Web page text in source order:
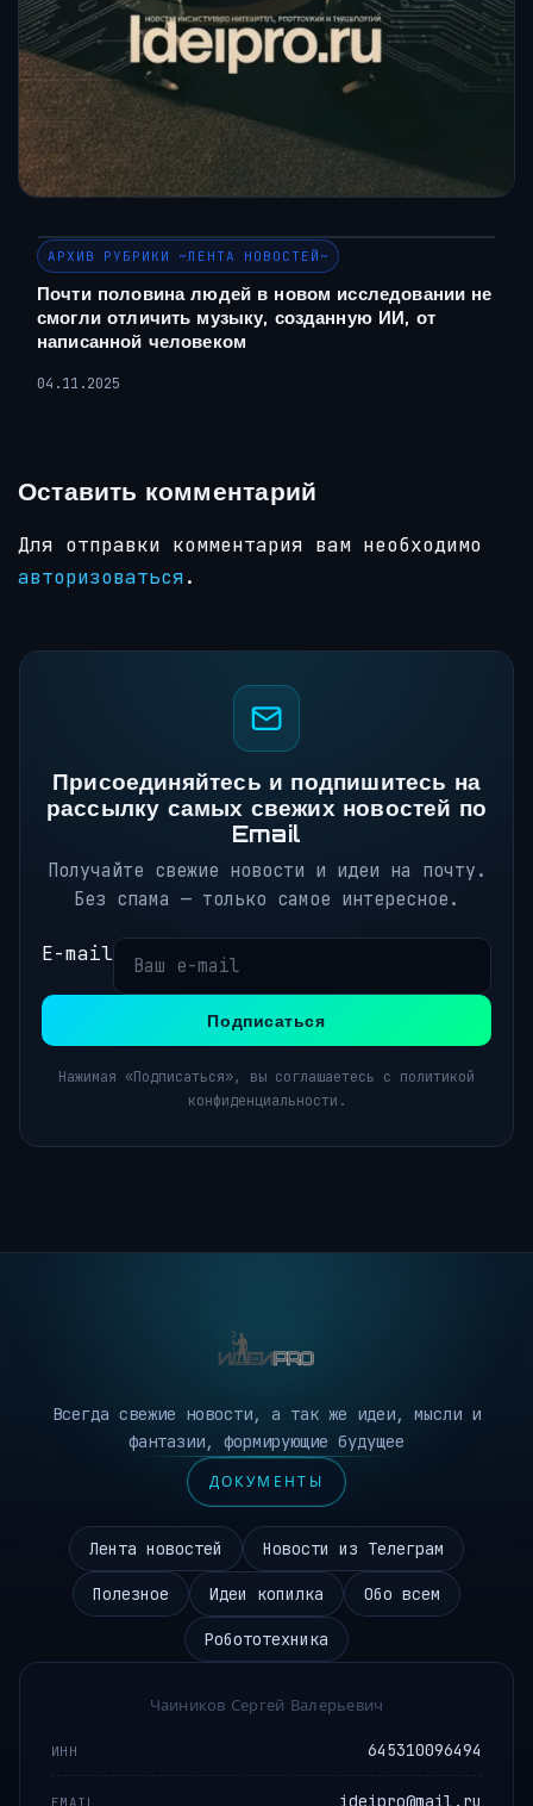
АРХИВ РУБРИКИ ~ЛЕНТА НОВОСТЕЙ~
Почти половина людей в новом исследовании не
смогли отличить музыку, созданную ИИ, от
написанной человеком
04.11.2025
Оставить комментарий
Для отправки комментария вам необходимо
авторизоваться.
Присоединяйтесь и подпишитесь на
рассылку самых свежих новостей по
Email
Получайте свежие новости и идеи на почту.
Без спама — только самое интересное.
E-mail
Подписаться
Нажимая «Подписаться», вы соглашаетесь с политикой
конфиденциальности.
Всегда свежие новости, а так же идеи, мысли и
фантазии, формирующие будущее
ДОКУМЕНТЫ
Лента новостей Новости из Телеграм
Полезное Идеи копилка Обо всем
Робототехника
Чаиников Сергей Валерьевич
ИНН 645310096494
EMAIL ideipro@mail.ru